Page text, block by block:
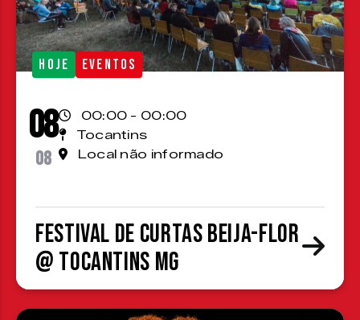
HOJE EVENTOS
08
08
00:00 - 00:00
Tocantins
Local não informado
Festival de Curtas Beija-Flor
@ Tocantins MG